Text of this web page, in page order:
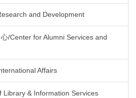
and Development
/Center for Alumni Services and
Affairs
Library & Information Services